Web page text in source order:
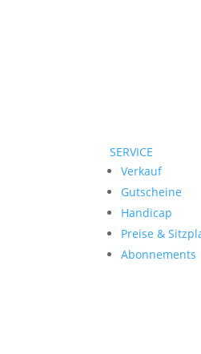
SERVICE
Verkauf
Gutscheine
Handicap
Preise &
Abonnements